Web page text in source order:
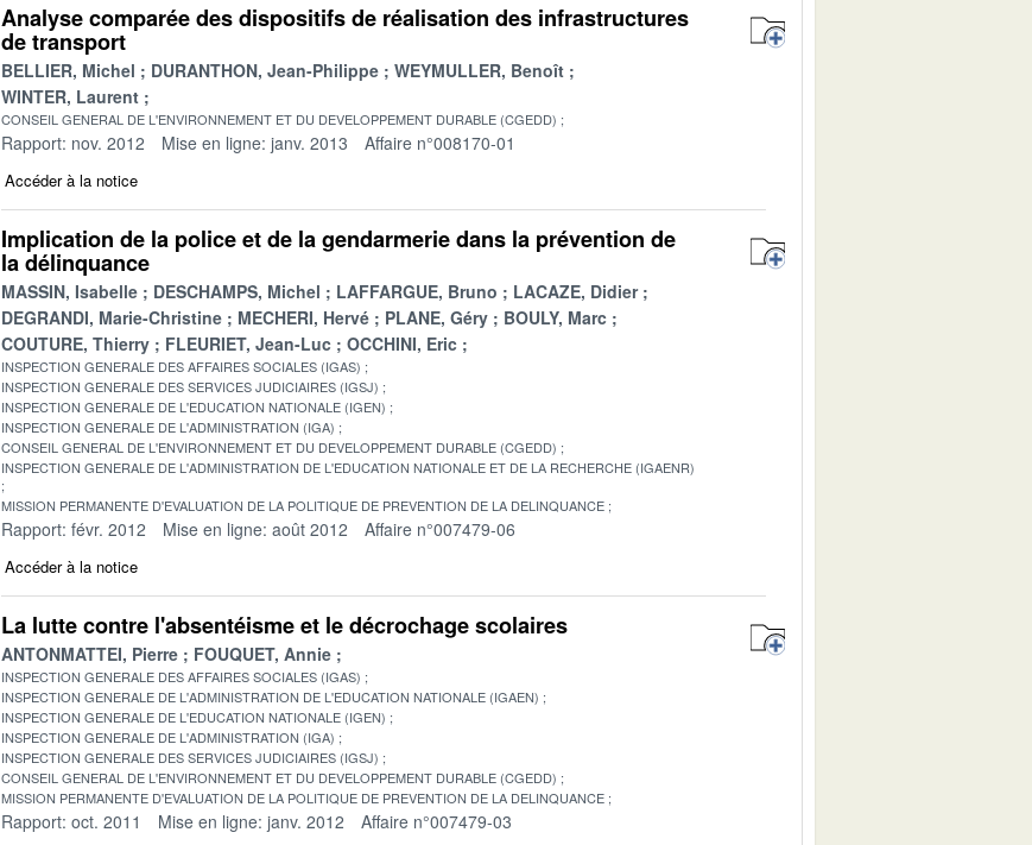
Analyse comparée des dispositifs de réalisation des infrastructures
de transport
BELLIER, Michel DURANTHON, Jean-Philippe
WEYMULLER, Benoît
WINTER, Laurent
CONSEIL GENERAL DE L'ENVIRONNEMENT ET DU DEVELOPPEMENT DURABLE (CGEDD)
Rapport: nov. 2012 Mise en ligne: janv. 2013 Affaire n°008170-01
Accéder à la notice
Implication de la police et de la gendarmerie dans la prévention de
la délinquance
MASSIN, Isabelle DESCHAMPS, Michel LAFFARGUE, Bruno
LACAZE, Didier
DEGRANDI, Marie-Christine
MECHERI, Hervé PLANE, Géry
BOULY, Marc
COUTURE, Thierry
FLEURIET, Jean-Luc OCCHINI, Eric
INSPECTION GENERALE DES AFFAIRES SOCIALES (IGAS)
INSPECTION GENERALE DES SERVICES JUDICIAIRES (IGSJ)
INSPECTION GENERALE DE L'EDUCATION NATIONALE (IGEN)
INSPECTION GENERALE DE L'ADMINISTRATION (IGA)
CONSEIL GENERAL DE L'ENVIRONNEMENT ET DU DEVELOPPEMENT DURABLE (CGEDD)
INSPECTION GENERALE DE L'ADMINISTRATION DE L'EDUCATION NATIONALE ET DE LA RECHERCHE (IGAENR)
MISSION PERMANENTE D'EVALUATION DE LA POLITIQUE DE PREVENTION DE LA DELINQUANCE
Rapport: févr. 2012 Mise en ligne: août 2012 Affaire n°007479-06
Accéder à la notice
La lutte contre l'absentéisme et le décrochage scolaires
ANTONMATTEI, Pierre FOUQUET, Annie
INSPECTION GENERALE DES AFFAIRES SOCIALES (IGAS)
INSPECTION GENERALE DE L'ADMINISTRATION DE L'EDUCATION NATIONALE (IGAEN)
INSPECTION GENERALE DE L'EDUCATION NATIONALE (IGEN)
INSPECTION GENERALE DE L'ADMINISTRATION (IGA)
INSPECTION GENERALE DES SERVICES JUDICIAIRES (IGSJ)
CONSEIL GENERAL DE L'ENVIRONNEMENT ET DU DEVELOPPEMENT DURABLE (CGEDD)
MISSION PERMANENTE D'EVALUATION DE LA POLITIQUE DE PREVENTION DE LA DELINQUANCE
Rapport: oct. 2011 Mise en ligne: janv. 2012 Affaire n°007479-03